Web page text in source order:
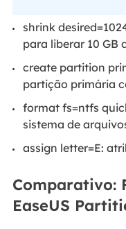
shrink
para liberar 10 GB
create partition
partição primária
format fs=ntfs
sistema de
assign letter=E:
Comparativo:
EaseUS